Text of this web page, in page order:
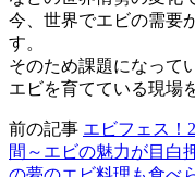
今、世界でエビの需要
す。
そのため課題になって
エビを育てている現場
前の記事 エビフェス！
間～エビの魅力が目白